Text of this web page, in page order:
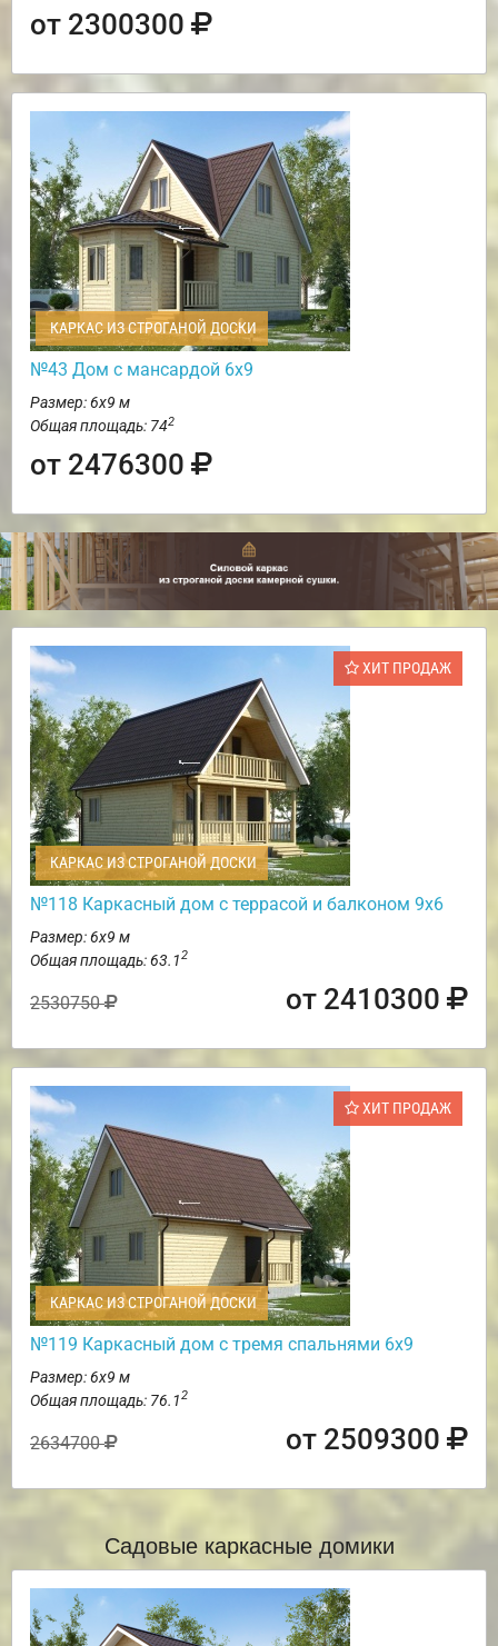
от 2300300
КАРКАС ИЗ СТРОГАНОЙ ДОСКИ
№43 Дом с мансардой 6х9
Размер: 6х9 м
Общая площадь: 742
от 2476300
ХИТ ПРОДАЖ
КАРКАС ИЗ СТРОГАНОЙ ДОСКИ
№118 Каркасный дом с террасой и балконом 9х6
Размер: 6х9 м
Общая площадь: 63.12
2530750 от 2410300
ХИТ ПРОДАЖ
КАРКАС ИЗ СТРОГАНОЙ ДОСКИ
№119 Каркасный дом с тремя спальнями 6х9
Размер: 6х9 м
Общая площадь: 76.12
2634700 от 2509300
Садовые каркасные домики